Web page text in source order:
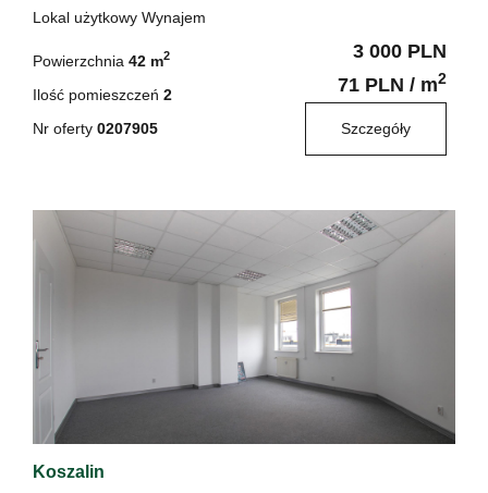
Lokal użytkowy Wynajem
Powierzchnia 42 m2
Ilość pomieszczeń 2
Nr oferty 0207905
3 000 PLN
71 PLN / m2
Szczegóły
Koszalin